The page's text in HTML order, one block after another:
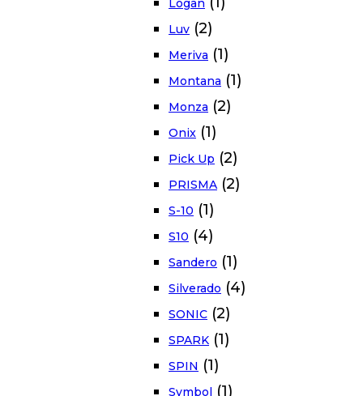
Luv (2)
Meriva (1)
Montana (1)
Monza (2)
Onix (1)
Pick Up (2)
PRISMA (2)
S-10 (1)
S10 (4)
Sandero (1)
Silverado (4)
SONIC (2)
SPARK (1)
SPIN (1)
Symbol (1)